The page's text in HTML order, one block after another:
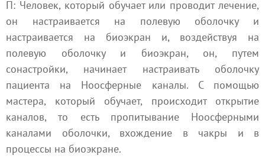
П: Человек, который обучает или проводит лечение,
он настраивается на полевую оболочку и
настраивается на биоэкран и, воздействуя на
полевую оболочку и биоэкран, он, путем
сонастройки, начинает настраивать оболочку
пациента на Ноосферные каналы. С помощью
мастера, который обучает, происходит открытие
каналов, то есть пропитывание Ноосферными
каналами оболочки, вхождение в чакры и в
процессы на биоэкране.